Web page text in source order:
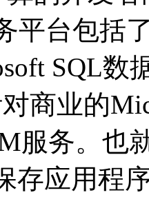
平台包括
SQL数
商业的
服务。也
存应用程